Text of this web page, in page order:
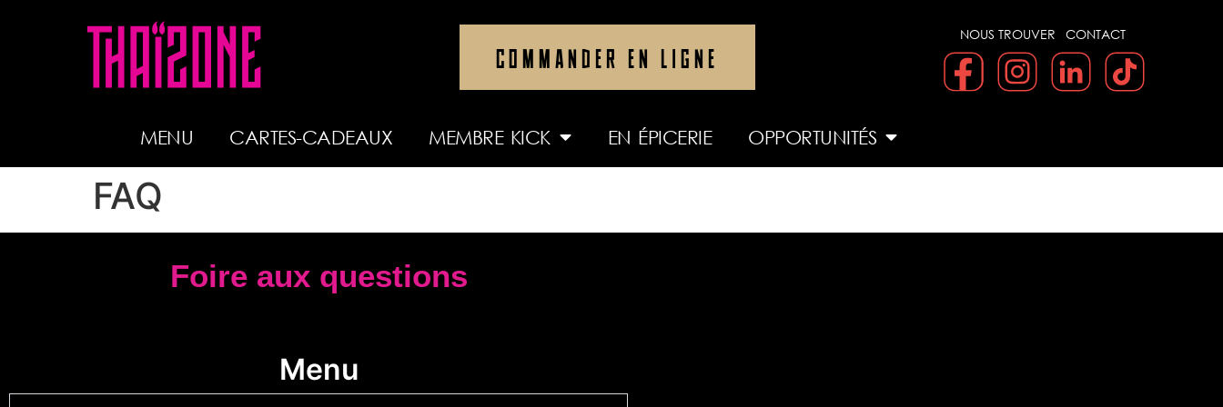
COMMANDER EN LIGNE
NOUS TROUVER CONTACT
MENU CARTES-CADEAUX MEMBRE KICK EN ÉPICERIE OPPORTUNITÉS
FAQ
Foire aux questions
Menu